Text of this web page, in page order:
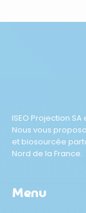
ISEO Projection
Nous vous
et biosourcée
Nord de la France.
Menu